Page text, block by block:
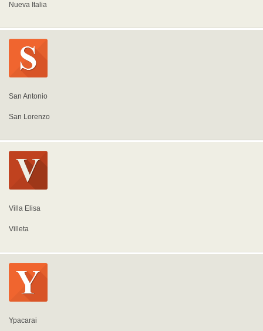
Nueva Italia
San Antonio
San Lorenzo
Villa Elisa
Villeta
Ypacarai